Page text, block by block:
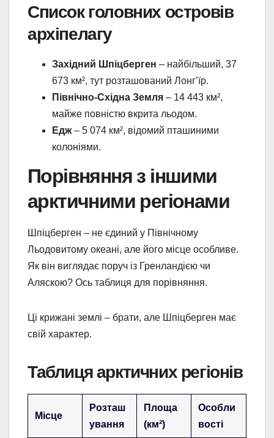
Список головних островів
архіпелагу
Західний Шпіцберген – найбільший, 37
673 км², тут розташований Лонг’їр.
Північно-Східна Земля – 14 443 км²,
майже повністю вкрита льодом.
Едж– 5 074 км², відомий пташиними
колоніями.
Порівняння з іншими
арктичними регіонами
Шпіцберген – не єдиний у Північному
Льодовитому океані, але його місце особливе.
Як він виглядає поруч із Гренландією чи
Аляскою? Ось таблиця для порівняння.
Ці крижані землі – брати, але Шпіцберген має
свій характер.
Таблиця арктичних регіонів
Місце
Розташ
ування
Площа
(км²)
Особли
вості